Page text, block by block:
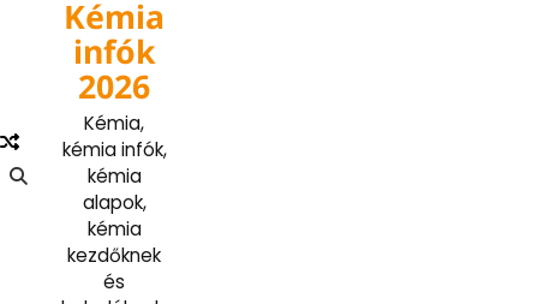
Kémia
infók
2026
Kémia,
kémia infók,
kémia
alapok,
kémia
kezdőknek
és